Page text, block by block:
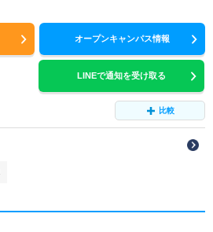
オープンキャンパス情報
LINEで通知を受け取る
比較